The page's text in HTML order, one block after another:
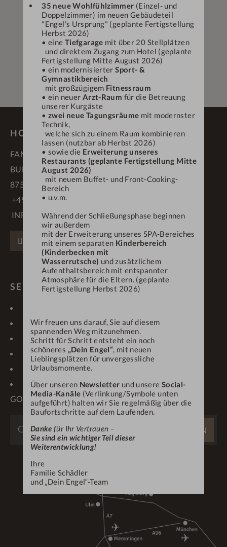
35 neue Wohlfühlzimmer (Einzel- und
Doppelzimmer) im neuen Gebäudeteil
"Engel's Ursprung" (geplante Fertigstellung
Herbst 2026)
• eine Tiefgarage mit über 20 Stellplätzen
und direktem Zugang zum Hotel (geplante
Fertigstellung Mitte August 2026)
• ein modernisierterSport- &
Gymnastikbereich
mit großzügigem Fitnessraum
• ein neuer Arzt-Raum für die Betreuung
unserer Kurgäste
•zwei neue Tagungsräume mit modernster
Technik,
welche sich zu einem Raum kombinieren
lassen (nutzbar ab Herbst 2026)
• sowie die Erweiterung unseres
Restaurants (geplante Fertigstellung Mitte
August 2026)
mit neuem Buffet- und Front-Cooking-
Bereich
• u.v.m.
Während der Schließungsphase beginnen
wir außerdem
mit der Erweiterung unseres SPA-Bereiches
mit einem separaten Kinderbereich
(Kinderbecken mit
Wasserrutsche) und zusätzlichem
Aufenthaltsbereich mit entspannter
Atmosphäre für die Eltern. (geplante
Fertigstellung Herbst 2026)
Wir freuen uns darauf, Sie auf diesem
spannenden Weg mitzunehmen.
Schritt für Schritt entsteht ein noch
schöneres
„Dein Engel“ , mit neuen
Lieblingsplätzen für unvergessliche
Urlaubsmomente.
Über unseren Newsletter und unsere Social-
Media-Kanäle (Verlinkung/Symbole unten
aufgeführt) halten wir Sie regelmäßig über die
Baufortschritte auf dem Laufenden.
Dankefür Ihr Vertrauen –
Sie sind ein wichtiger Teil dieser
Weiterentwicklung!
Ihre
Familie Schädler
und „Dein Engel“-Team
HOTEL DEIN ENGEL ****S
FAMILIE SCHÄDLER
BUFLINGS 3
87534 OBERSTAUFEN
+49 83 86 70 90
INFO@DEINENGEL.DE
FACEBOOKINSTAGRAMPINTEREST
SERVICE & LINKS
GUTSCHEINE
NEWSLETTER
IMPRESSIONEN
WETTER/WEBCAM
KARRIERE
PROSPEKTE
ONLINE-CHECK-IN
OBERSTAUFEN PLUS-
GOLF
DURCHSUCHEN
SUCHEN